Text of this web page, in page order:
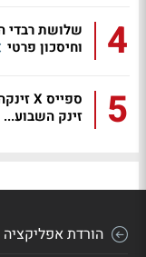
4
שלושת רבדי
וחיסכון פרטי
5
זינק השבוע...
הורדת אפליקציה